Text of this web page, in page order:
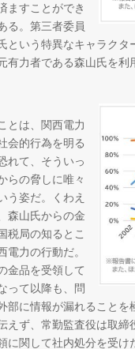
ますことができ
る。第三者委員
という特異なキャラク
有力者である森山氏を
とは、関西電力
会的行為を明る
れて、そういっ
らの脅しに唯々
う姿だ。くわえ
森山氏からの金
税局の知るとこ
電力の行動だ。
金品を受領して
って以降も、問
部に情報が漏れること
えず、常勤監査役は取
に関して社内処分を受